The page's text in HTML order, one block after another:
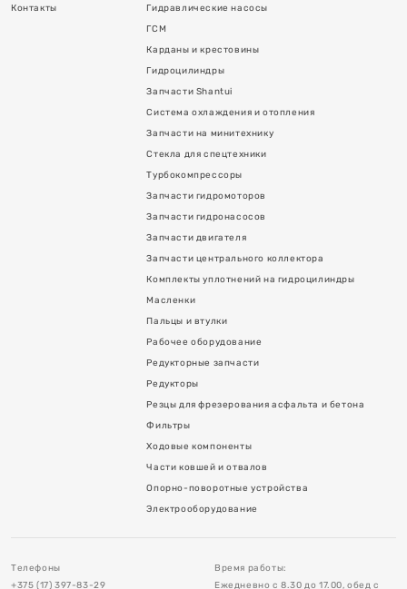
Контакты
Гидравлические насосы
ГСМ
Карданы и крестовины
Гидроцилиндры
Запчасти Shantui
Система охлаждения и отопления
Запчасти на минитехнику
Стекла для спецтехники
Турбокомпрессоры
Запчасти гидромоторов
Запчасти гидронасосов
Запчасти двигателя
Запчасти центрального коллектора
Комплекты уплотнений на гидроцилиндры
Масленки
Пальцы и втулки
Рабочее оборудование
Редукторные запчасти
Редукторы
Резцы для фрезерования асфальта и бетона
Фильтры
Ходовые компоненты
Части ковшей и отвалов
Опорно-поворотные устройства
Электрооборудование
Телефоны
+375 (17) 397-83-29
Время работы:
Ежедневно с 8.30 до 17.00, обед с